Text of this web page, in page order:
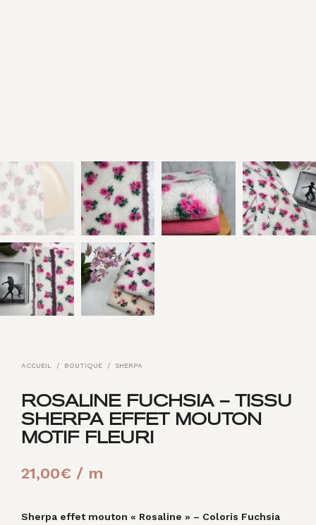
ACCUEIL / BOUTIQUE / SHERPA
ROSALINE FUCHSIA – TISSU
SHERPA EFFET MOUTON
MOTIF FLEURI
21,00€ / m
Sherpa effet mouton « Rosaline » – Coloris Fuchsia